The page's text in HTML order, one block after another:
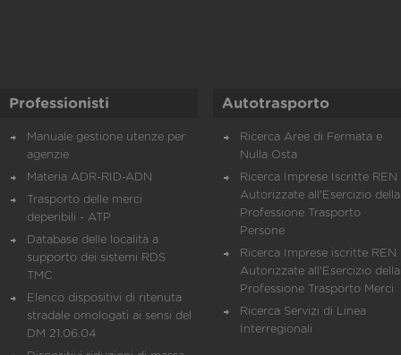
Professionisti
Manuale gestione utenze per
agenzie
Materia ADR-RID-ADN
Trasporto delle merci
deperibili - ATP
Database delle località a
supporto dei sistemi RDS
TMC
Elenco dispositivi di ritenuta
stradale omologati ai sensi del
DM 21.06.04
Autotrasporto
Ricerca Aree di Fermata e
Nulla Osta
Ricerca Imprese Iscritte REN
Autorizzate all'Esercizio della
Professione Trasporto
Persone
Ricerca Imprese iscritte REN
Autorizzate all'Esercizio della
Professione Trasporto Merci
Ricerca Servizi di Linea
Interregionali